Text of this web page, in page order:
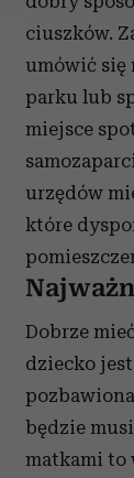
i reklam, aby
analizować
korzystasz z
Partnerzy
otrzymanymi
korzystania z
ciuszków.
umówić się
parku lub
miejsce
urzędów
które
Dobrze
dziecko
będzie
matkami to